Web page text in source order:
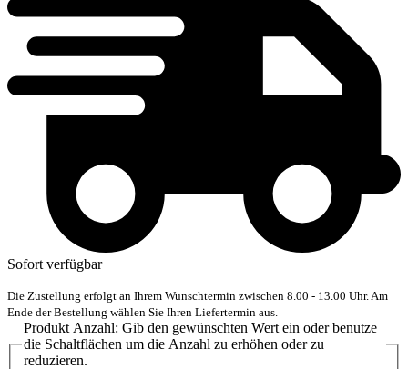
Sofort verfügbar
Die Zustellung erfolgt an Ihrem Wunschtermin zwischen 8.00 - 13.00 Uhr. Am
Ende der Bestellung wählen Sie Ihren Liefertermin aus.
Produkt Anzahl: Gib den gewünschten Wert ein oder benutze
die Schaltflächen um die Anzahl zu erhöhen oder zu
reduzieren.